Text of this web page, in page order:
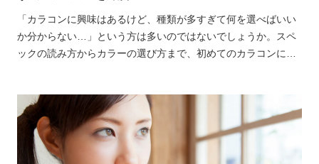
「カラコンに興味はあるけど、種類が多すぎて何を選べばいい
か分からない…」という方は多いのではないでしょうか。スペ
ックの読み方からカラーの選び方まで、初めてのカラコンには